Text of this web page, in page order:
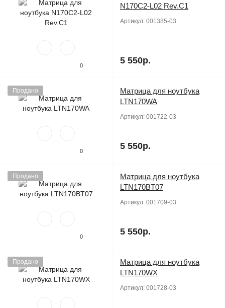
0
N170C2-L02 Rev.C1
Артикул: 001385-03
5 550р.
Продано
0
Матрица для ноутбука
LTN170WA
Артикул: 001722-03
5 550р.
Продано
0
Матрица для ноутбука
LTN170BT07
Артикул: 001709-03
5 550р.
Продано
Матрица для ноутбука
LTN170WX
Артикул: 001728-03